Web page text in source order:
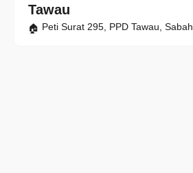
Tawau
Peti Surat 295, PPD Tawau, Sabah